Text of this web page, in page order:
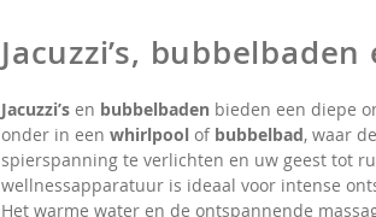
Jacuzzi’s,
Jacuzzi’s en bubbelbaden bieden een diepe
onder in een whirlpool of bubbelbad, waar
spierspanning te verlichten en uw geest tot
wellnessapparatuur is ideaal voor intense
Het warme water en de ontspannende